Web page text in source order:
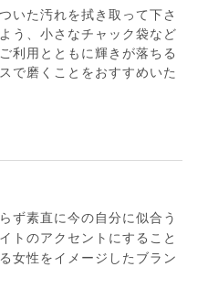
いた汚れを拭き取って下さ
う、小さなチャック袋など
利用とともに輝きが落ちる
で磨くことをおすすめいた
ず素直に今の自分に似合う
トのアクセントにすること
女性をイメージしたブラン